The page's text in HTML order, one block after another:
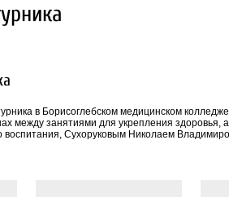
в Борисоглебском медицинском
между занятиями для укрепления здоровья,
воспитания, Сухоруковым Николаем